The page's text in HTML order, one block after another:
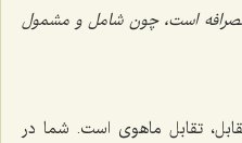
است، چون شامل و مشمول
تقابل ماهوی است. شما در